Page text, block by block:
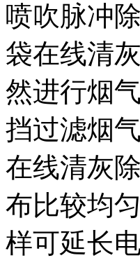
喷吹脉冲
袋在线清
然进行烟
挡过滤烟
在线清灰
布比较均
样可延长